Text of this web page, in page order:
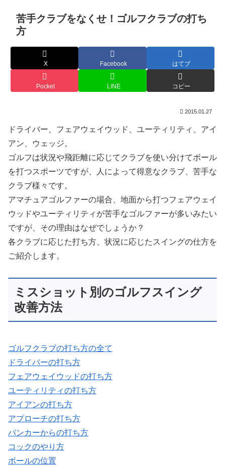
苦手クラブをなくせ！ゴルフクラブの打ち
方
X Facebook はてブ
Pocket LINE コピー
2015.01.27
ドライバー、フェアウェイウッド、ユーティリティ、アイ
アン、ウェッジ。
ゴルフは状況や飛距離に応じてクラブを使い分けてボール
を打つスポーツですが、人によって得意なクラブ、苦手な
クラブ様々です。
アマチュアゴルファーの場合、地面から打つフェアウェイ
ウッドやユーティリティが苦手なゴルファーが多いみたい
ですが、その理由はなぜでしょうか？
各クラブに応じた打ち方、状況に応じたスイングの仕方を
ご紹介します。
ミスショット別のゴルフスイング
改善方法
ゴルフクラブの打ち方の全て
ドライバーの打ち方
フェアウェイウッドの打ち方
ユーティリティの打ち方
アイアンの打ち方
アプローチの打ち方
バンカーからの打ち方
コックのやり方
ボールの位置